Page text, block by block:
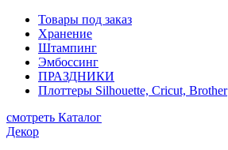
Товары под заказ
Хранение
Штампинг
Эмбоссинг
ПРАЗДНИКИ
Плоттеры Silhouette, Cricut, Brother
смотреть Каталог
Декор